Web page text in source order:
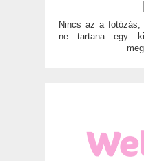
Nincs az a fotózás,
ne tartana egy